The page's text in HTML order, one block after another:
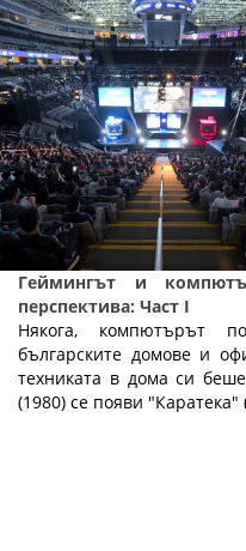
Геймингът и
перспектива: Част I
Някога, компютърът
българските домове и
техниката в дома си
(1980) се появи "Каратека"